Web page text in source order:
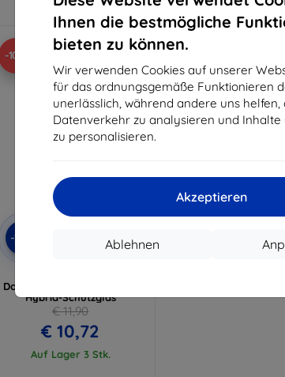
Ihnen die bestmögliche
bieten zu können.
Wir verwenden Cookies auf unserer
für das ordnungsgemäße Funktionieren
unerlässlich, während andere uns helfen,
Datenverkehr zu analysieren und Inhalte
zu personalisieren.
Akzeptieren
Ablehnen
Auf Lager > 5 Stk. Auf Lager > 5 Stk.
-10%
-10% EXTRA10
Doogee T20 bis 11" leichtes
Hybrid-Schutzglas
€ 11,90
€ 10,72
Auf Lager 3 Stk.